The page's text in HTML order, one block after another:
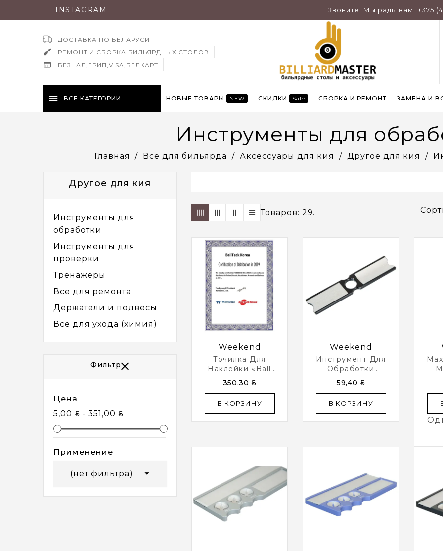
INSTAGRAM Звоните! Мы рады вам: +375
ДОСТАВКА ПО БЕЛАРУСИ
РЕМОНТ И СБОРКА БИЛЬЯРДНЫХ СТОЛОВ
БЕЗНАЛ,ЕРИП,VISA,БЕЛКАРТ
menu ВСЕ КАТЕГОРИИ НОВЫЕ ТОВАРЫ NEW СКИДКИ Sale СБОРКА И РЕМОНТ ЗАМЕНА И
Инструменты для
Главная Всё для бильярда Аксессуары для кия Другое для кия
Другое для кия
Инструменты для
обработки
Инструменты для
проверки
Тренажеры
Все для ремонта
Держатели и подвесы
Все для ухода (химия)
Фильтр
Цена
5,00 BYN - 351,00 BYN
Применение
(нет фильтра) 
Товаров: 29.
Weekend
Точилка Для
Наклейки «Ball
Teck» 3 Функции
(черная)
350,30 BYN
В КОРЗИНУ
Weekend
Инструмент Для
Обработки
Наклейки «Cue Tip
Tool 3 In 1»
59,40 BYN
В КОРЗИНУ